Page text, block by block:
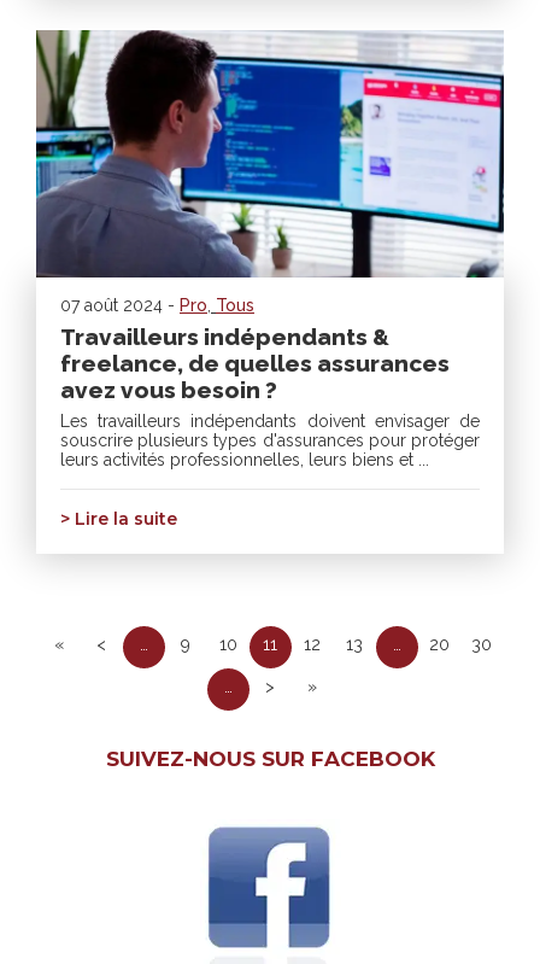
07 août 2024 - Pro Tous
Travailleurs indépendants &
freelance, de quelles assurances
avez vous besoin ?
Les travailleurs indépendants doivent envisager de
souscrire plusieurs types d'assurances pour protéger
leurs activités professionnelles, leurs biens et ...
> Lire la suite
« < 9 10 11 12 13 20 30
> »
SUIVEZ-NOUS SUR FACEBOOK